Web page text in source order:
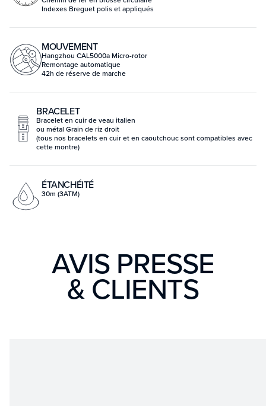
Indexes Breguet polis et appliqués
MOUVEMENT
Hangzhou CAL5000a Micro-rotor
Remontage automatique
42h de réserve de marche
BRACELET
Bracelet en cuir de veau italien
ou métal Grain de riz droit
(tous nos bracelets en cuir et en caoutchouc sont compatibles avec
cette montre)
ÉTANCHÉITÉ
30m (3ATM)
AVIS PRESSE
& CLIENTS